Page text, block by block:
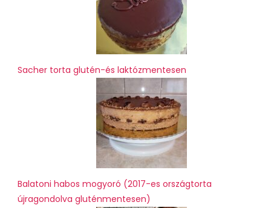
Sacher torta glutén-és laktózmentesen
Balatoni habos mogyoró (2017-es országtorta
újragondolva gluténmentesen)